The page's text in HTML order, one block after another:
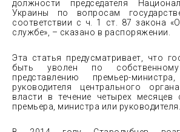
должности председателя
Украины по вопросам
соответствии с ч. 1 ст. 87 закона
службе», – сказано в распоряжении.
Эта статья предусматривает, что
быть уволен по
представлению премьер-
руководителя центрального
власти в течение четырех месяцев
премьера, министра или руководителя.